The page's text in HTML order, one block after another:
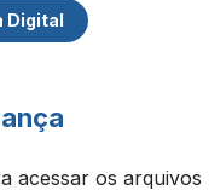
Digital
acessar os arquivos